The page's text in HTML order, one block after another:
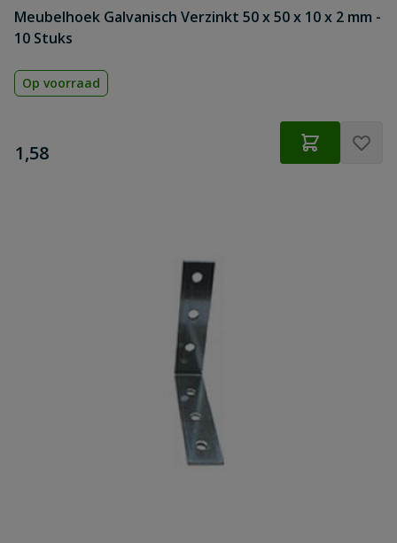
Meubelhoek Galvanisch Verzinkt 50 x 50 x 10 x 2 mm -
10 Stuks
Op voorraad
€
1,58